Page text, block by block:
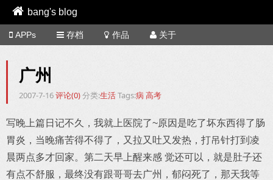
bang's blog
APPs 存档 作品 关于
广州
2007-7-16评论(0)分类:生活Tags:病 高考
写晚上篇日记不久，我就上医院了~原因是吃了坏东西得了肠
胃炎，当晚痛苦得不得了，又拉又吐又发热，打吊针打到凌
晨两点多才回家。第二天早上醒来感 觉还可以，就是肚子还
有点不舒服，最终没有跟哥哥去广州，郁闷死了，那天我等